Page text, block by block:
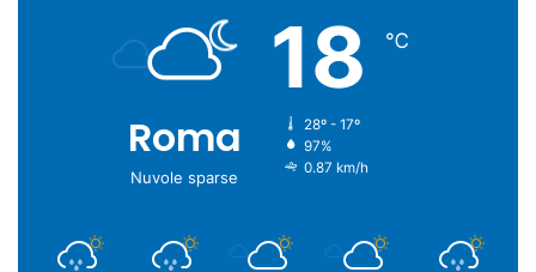
Roma
Nuvole sparse
18 ℃
28º - 17º
97%
0.87 km/h